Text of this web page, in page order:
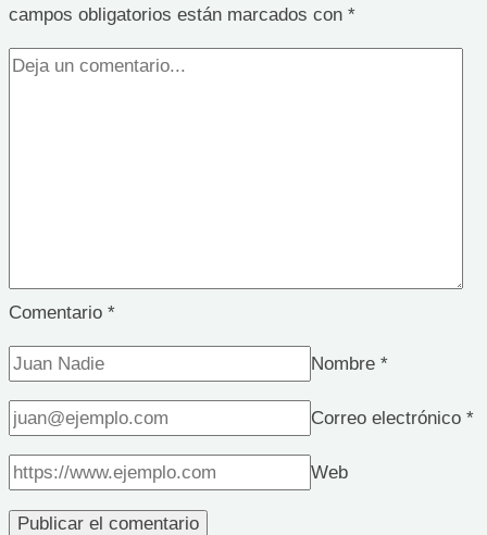
campos obligatorios están marcados con *
Comentario *
Nombre *
Correo electrónico *
Web